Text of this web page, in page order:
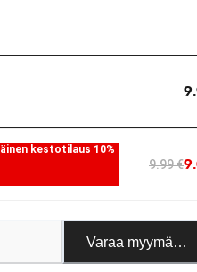
kestotilaus 10%
9.99 €
Varaa